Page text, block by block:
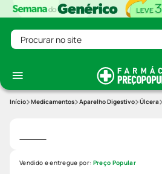
Procurar no site
Medicamentos Aparelho Digestivo Úlcera
Vendido e entregue por: Preço Popular